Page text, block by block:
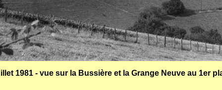
1981 - vue sur la Bussière et la Grange Neuve au 1er